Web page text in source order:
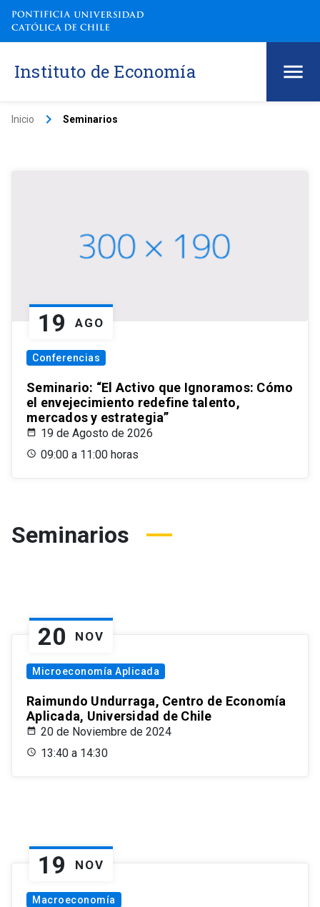
Instituto de Economía
Inicio keyboard_arrow_right Seminarios
19 AGO
Conferencias
Seminario: “El Activo que Ignoramos: Cómo
el envejecimiento redefine talento,
mercados y estrategia”
19 de Agosto de 2026
09:00 a 11:00 horas
Seminarios
20 NOV
Microeconomía Aplicada
Raimundo Undurraga, Centro de Economía
Aplicada, Universidad de Chile
20 de Noviembre de 2024
13:40 a 14:30
19 NOV
Macroeconomía